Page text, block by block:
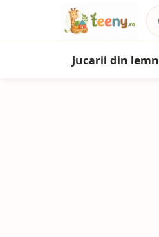
Jucarii din lemn